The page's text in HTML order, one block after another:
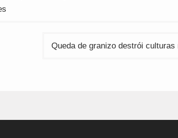
Queda de granizo destrói culturas